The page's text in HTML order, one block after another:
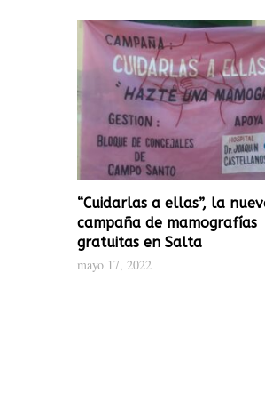
“Cuidarlas a ellas”, la
campaña de mamografías
gratuitas en Salta
mayo 17, 2022